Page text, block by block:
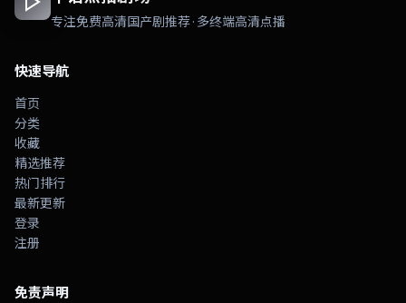
专注免费高清国产剧推荐 · 多终端高清点播
快速导航
首页
分类
收藏
精选推荐
热门排行
最新更新
登录
注册
免责声明